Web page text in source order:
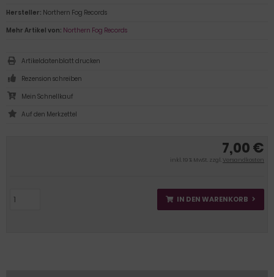
7,00 €
inkl. 19 % MwSt. zzgl.Versandkosten
IN DEN WARENKORB
Hersteller: Northern Fog Records
Mehr Artikel von: Northern Fog Records
Artikeldatenblatt drucken
Rezension schreiben
Mein Schnellkauf